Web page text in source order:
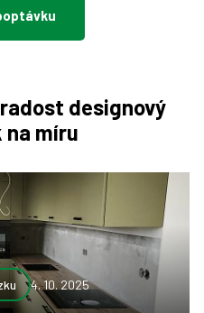
designový
na míru
4. 10. 2025